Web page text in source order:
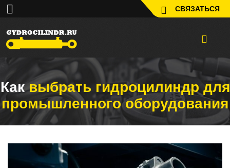
СВЯЗАТЬСЯ
Каквыбрать гидроцилиндр для
промышленного оборудования